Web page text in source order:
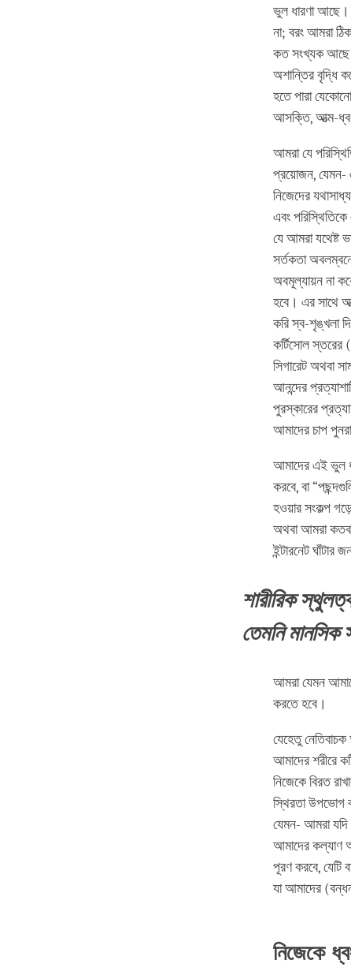
ভুল ধারণা আছে।
না; বরং আমরা
কত সংখ্যক আছে
অশান্তির বৃদ্ধি
হতে পারা
আসক্তি, আত্ম-
আমরা যে
প্রয়োজন, যেমন-
নিজেদের
এবং
যে আমরা যথেষ্ট
সর্তকতা
অবমূল্যায়ন না
হবে। এর সাথে
করি স্ব-শৃঙ্খলা
কর্টিসোল স্তরের
সিগারেট অথবা
আনন্দের
পুরস্কারের
আমাদের চাপ
আমাদের এই ভুল
করবে, বা
হওয়ার সংকল্প
অথবা আমরা
ইন্টারনেট
শারীরিক
তেমনি
আমরা যেমন
করতে হবে।
যেহেতু
আমাদের শরীরে
নিজেকে বিরত
স্থিরতা উপভোগ
যেমন- আমরা
আমাদের কল্যাণ
পূরণ করবে, যেটি
যা আমাদের
নিজেকে